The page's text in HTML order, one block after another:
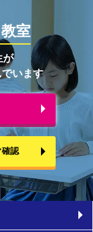
教室
が
います
確認